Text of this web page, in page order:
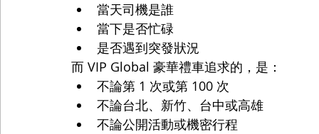
當天司機是誰
當下是否忙碌
是否遇到突發狀況
而 VIP Global 豪華禮車追求的，是：
不論第 1 次或第 100 次
不論台北、新竹、台中或高雄
不論公開活動或機密行程